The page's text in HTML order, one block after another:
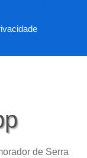
de Serra